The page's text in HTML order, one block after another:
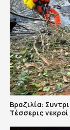
Βραζιλία:
Tέσσερις νεκροί